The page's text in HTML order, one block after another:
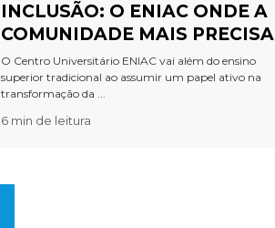
INCLUSÃO: O ENIAC ONDE A
COMUNIDADE MAIS PRECISA
O Centro Universitário ENIAC vai além do ensino
superior tradicional ao assumir um papel ativo na
transformação da ...
6 min de leitura